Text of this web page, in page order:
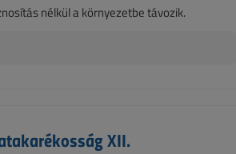
nélkül a környezetbe távozik.
XII.